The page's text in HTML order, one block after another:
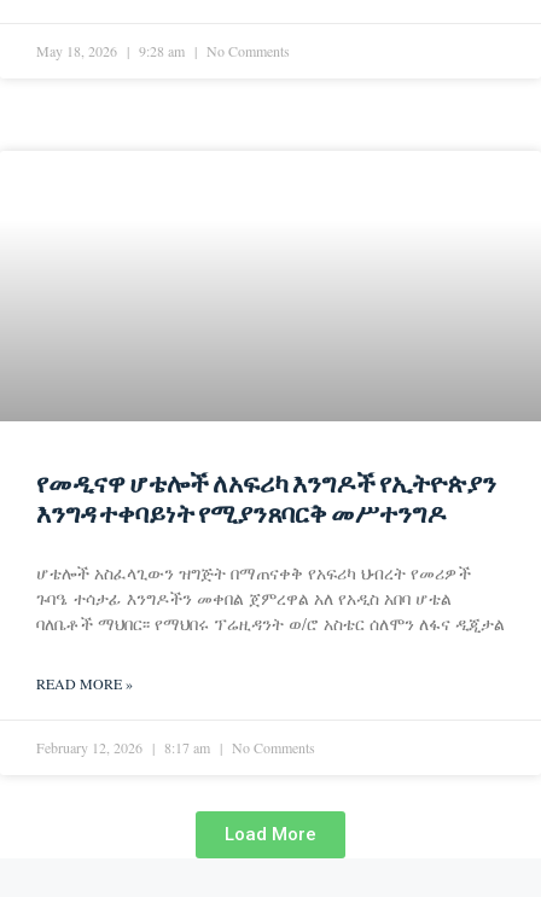
May 18, 2026 9:28 am No Comments
የመዲናዋ ሆቴሎች ለአፍሪካ እንግዶች የኢትዮጵያን
እንግዳ ተቀባይነት የሚያንጸባርቅ መሥተንግዶ
ሆቴሎች አስፈላጊውን ዝግጅት በማጠናቀቅ የአፍሪካ ህብረት የመሪዎች
ጉባዔ ተሳታፊ እንግዶችን መቀበል ጀምረዋል አለ የአዲስ አበባ ሆቴል
ባለቤቶች ማህበር፡፡ የማህበሩ ፕሬዚዳንት ወ/ሮ አስቴር ሰለሞን ለፋና ዲጂታል
READ MORE »
February 12, 2026 8:17 am No Comments
Load More